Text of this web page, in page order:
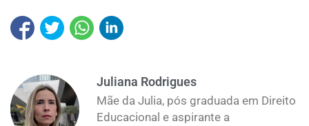
Juliana Rodrigues
Mãe da Julia, pós graduada em Direito
Educacional e aspirante a